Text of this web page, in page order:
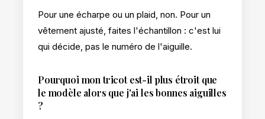
Pour une écharpe ou un plaid, non. Pour un
vêtement ajusté, faites l'échantillon : c'est lui
qui décide, pas le numéro de l'aiguille.
Pourquoi mon tricot est-il plus étroit que
le modèle alors que j'ai les bonnes aiguilles
?